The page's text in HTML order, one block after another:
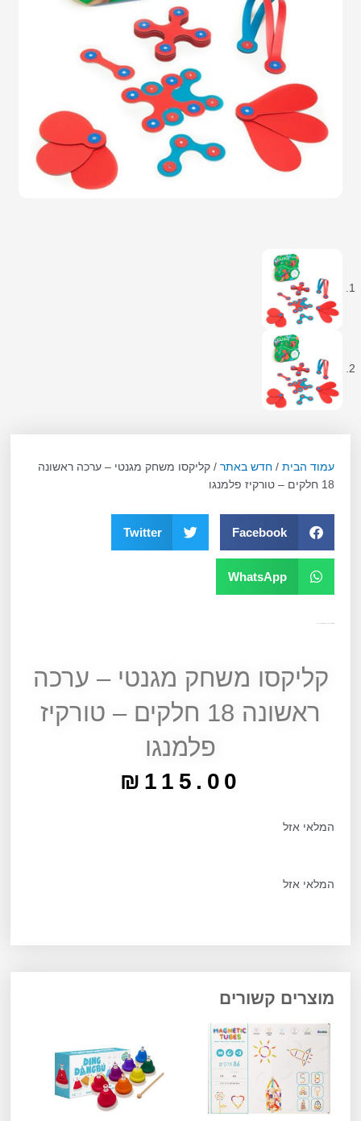
עמוד הבית /חדש באתר / קליקסו משחק מגנטי – ערכה ראשונה
18 חלקים – טורקיז פלמנגו
Facebook
Twitter
WhatsApp
קליקסו משחק מגנטי – ערכה
ראשונה 18 חלקים – טורקיז
פלמנגו
₪ 115.00
המלאי אזל
המלאי אזל
מוצרים קשורים